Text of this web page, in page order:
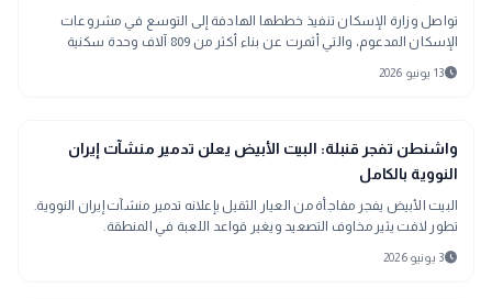
تواصل وزارة الإسكان تنفيذ خططها الهادفة إلى التوسع في مشروعات
الإسكان المدعوم، والتي أثمرت عن بناء أكثر من 809 آلاف وحدة سكنية
schedule13 يونيو 2026
bolt
عاجل
واشنطن تفجر قنبلة: البيت الأبيض يعلن تدمير منشآت إيران
النووية بالكامل
البيت الأبيض يفجر مفاجأة من العيار الثقيل بإعلانه تدمير منشآت إيران النووية.
تطور لافت يثير مخاوف التصعيد ويغير قواعد اللعبة في المنطقة.
schedule3 يونيو 2026